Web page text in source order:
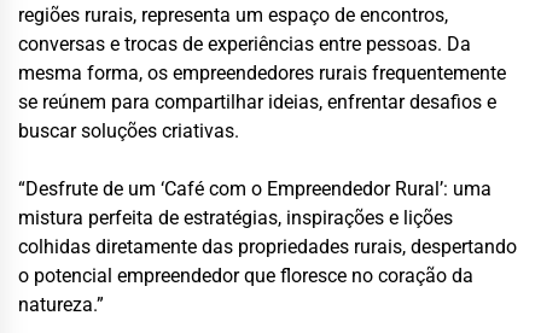
regiões rurais, representa um espaço de encontros,
conversas e trocas de experiências entre pessoas. Da
mesma forma, os empreendedores rurais frequentemente
se reúnem para compartilhar ideias, enfrentar desafios e
buscar soluções criativas.
“Desfrute de um ‘Café com o Empreendedor Rural’: uma
mistura perfeita de estratégias, inspirações e lições
colhidas diretamente das propriedades rurais, despertando
o potencial empreendedor que floresce no coração da
natureza.”